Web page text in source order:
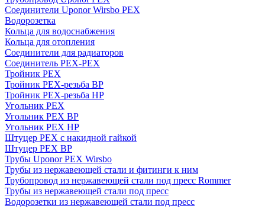
Соединители Uponor Wirsbo PEX
Водорозетка
Кольца для водоснабжения
Кольца для отопления
Соединители для радиаторов
Соединитель PEX-PEX
Тройник PEX
Тройник PEX-резьба ВР
Тройник PEX-резьба НР
Угольник PEX
Угольник PEX ВР
Угольник PEX НР
Штуцер PEX c накидной гайкой
Штуцер PEX ВР
Трубы Uponor PEX Wirsbo
Трубы из нержавеющей стали и фитинги к ним
Трубопровод из нержавеющей стали под пресс Rommer
Трубы из нержавеющей стали под пресс
Водорозетки из нержавеющей стали под пресс